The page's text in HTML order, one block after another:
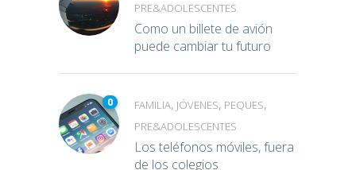
PRE&ADOLESCENTES
Como un billete de avión
puede cambiar tu futuro
0 FAMILIA, JÓVENES, PEQUES,
PRE&ADOLESCENTES
Los teléfonos móviles, fuera
de los colegios